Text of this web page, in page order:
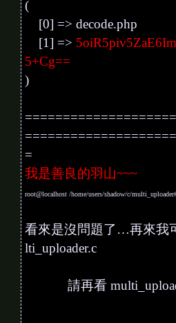
(
[0] => decode.php
[1] =>
5+Cg==
)
=
我是善良的羽山~~~
root@localhost /home/users/shadow/c/
看來是沒問題了…再來我
lti_uploader.c
請再看